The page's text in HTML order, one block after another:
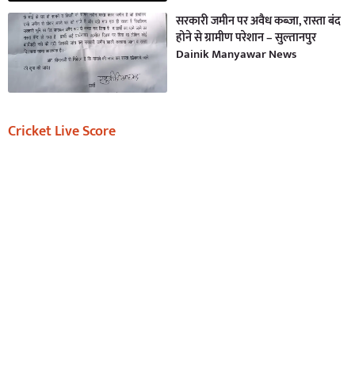
सरकारी जमीन पर अवैध कब्जा, रास्ता बंद
होने से ग्रामीण परेशान – सुल्तानपुर
Dainik Manyawar News
Cricket Live Score